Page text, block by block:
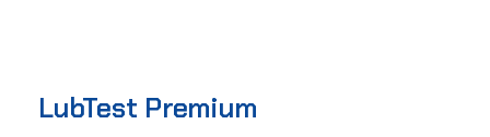
LubTest Premium